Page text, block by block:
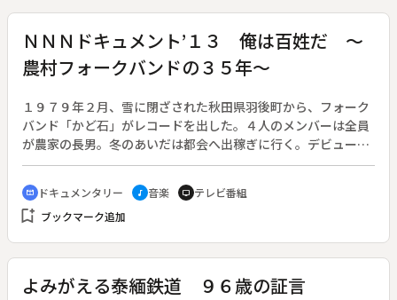
やくその内容が判明。遺族も知らないまま、兵士らの遺骨が放
置されてきた実態が明らかになった。見えてきたのは、シンボ
リックな建物に遺骨を納めて「忠霊」と崇めることで、兵士ら
の死を国威発揚に利用した国の姿だ。ひとつの命の扱いが、死
から見つめ直す。
ＮＮＮドキュメント’１３ 俺は百姓だ ～
農村フォークバンドの３５年～
１９７９年２月、雪に閉ざされた秋田県羽後町から、フォーク
バンド「かど石」がレコードを出した。４人のメンバーは全員
が農家の長男。冬のあいだは都会へ出稼ぎに行く。デビュー曲
のタイトルは「若き百姓よ」。「都会の流行なんて、くそくら
え！」「若き百姓よ、居直れ、立ち上がれ！」。土に生きるプ
ライドと、都会に対する反骨心を込めた強烈なメッセージソン
グだった。活動開始から３５年、いまも地元で農業を続けてい
組では、メンバー４人のその後を追跡。百姓の誇りを胸に生き
ようと誓った若者たちの夢と挫折、希望と葛藤を描く。
cinematic_blur ドキュメンタリー music_note 音楽 tv テレビ番組
bookmark_add ブックマーク追加
よみがえる泰緬鉄道 ９６歳の証言